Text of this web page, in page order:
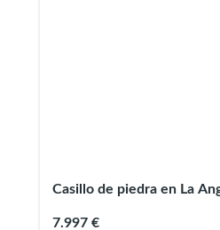
Casillo de piedra en La
7.997 €